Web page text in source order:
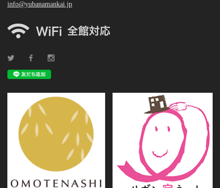
info@yubanamankai.jp